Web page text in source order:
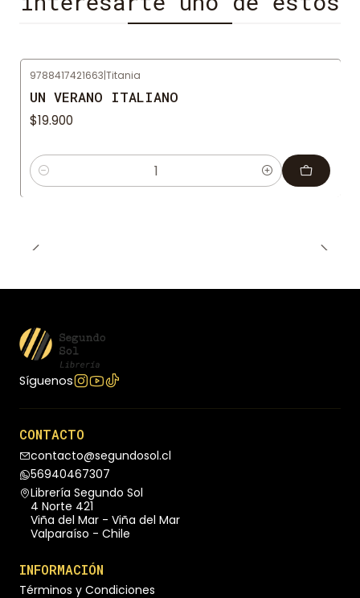
9788417421663|Titania
UN VERANO ITALIANO
$19.900
Cantidad
Síguenos
CONTACTO
contacto@segundosol.cl
56940467307
Librería Segundo Sol
4 Norte 421
Viña del Mar - Viña del Mar
Valparaíso - Chile
INFORMACIÓN
Términos y Condiciones